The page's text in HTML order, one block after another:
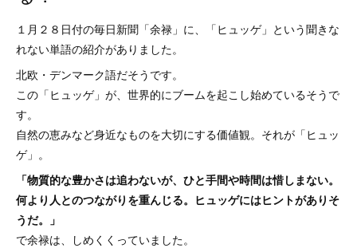
１月２８日付の毎日新聞「余禄」に、「ヒュッゲ」という聞きな
れない単語の紹介がありました。
北欧・デンマーク語だそうです。
この「ヒュッゲ」が、世界的にブームを起こし始めているそうで
す。
自然の恵みなど身近なものを大切にする価値観。それが「ヒュッ
ゲ」。
「物質的な豊かさは追わないが、ひと手間や時間は惜しまない。
何より人とのつながりを重んじる。ヒュッゲにはヒントがありそ
うだ。」
で余禄は、しめくくっていました。